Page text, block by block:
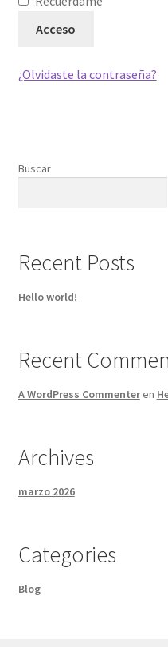
Acceso
¿Olvidaste la contraseña?
Buscar
Recent Posts
Hello world!
Recent
A WordPress Commenteren
Archives
marzo 2026
Categories
Blog